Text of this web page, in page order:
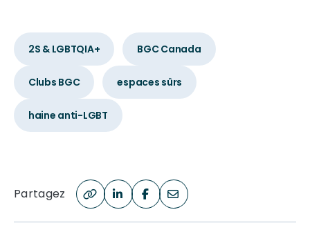
2S & LGBTQIA+ BGC Canada
Clubs BGC espaces sûrs
haine anti-LGBT
Partagez